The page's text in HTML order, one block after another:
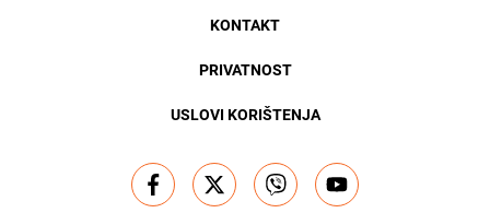
KONTAKT
PRIVATNOST
USLOVI KORIŠTENJA